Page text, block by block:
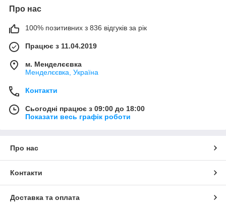
Про нас
100% позитивних з 836 відгуків за рік
Працює з 11.04.2019
м. Менделєєвка
Менделєєвка, Україна
Контакти
Сьогодні працює з 09:00 до 18:00
Показати весь графік роботи
Про нас
Контакти
Доставка та оплата